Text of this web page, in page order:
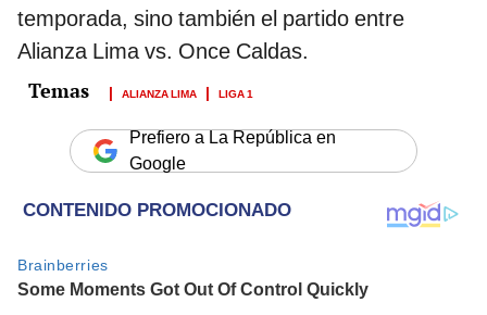
temporada, sino también el partido entre
Alianza Lima vs. Once Caldas.
ALIANZA LIMA LIGA 1
Prefiero a La República en
Google